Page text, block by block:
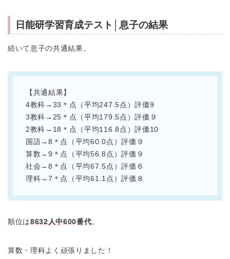
日能研学習育成テスト│息子の結果
続いて息子の共通結果。
【共通結果】
4教科→33＊点（平均247.5点）評価9
3教科→25＊点（平均179.5点）評価９
2教科→18＊点（平均116.8点）評価10
国語→8＊点（平均60.0点）評価９
算数→9＊点（平均56.8点）評価９
社会→8＊点（平均67.5点）評価６
理科→7＊点（平均61.1点）評価８
順位は8632人中600番代。
算数・理科よく頑張りました！